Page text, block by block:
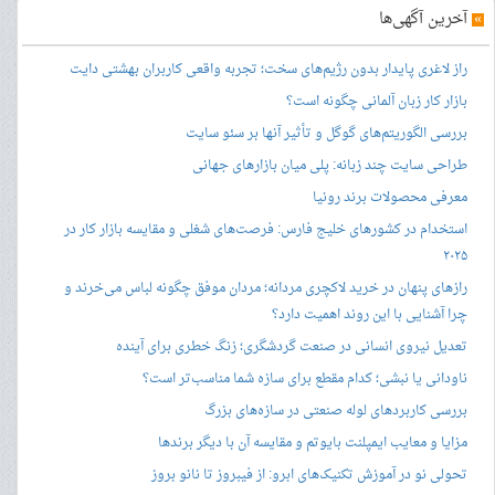
»آخرین آگهی‌ها
راز لاغری پایدار بدون رژیم‌های سخت؛ تجربه واقعی کاربران بهشتی دایت
بازار کار زبان آلمانی چگونه است؟
بررسی الگوریتم‌های گوگل و تأثیر آنها بر سئو سایت
طراحی سایت چند زبانه: پلی میان بازارهای جهانی
معرفی محصولات برند رونیا
استخدام در کشورهای خلیج فارس: فرصت‌های شغلی و مقایسه بازار کار در
۲۰۲۵
رازهای پنهان در خرید لاکچری مردانه؛ مردان موفق چگونه لباس می‌خرند و
چرا آشنایی با این روند اهمیت دارد؟
تعدیل نیروی انسانی در صنعت گردشگری؛ زنگ خطری برای آینده
ناودانی یا نبشی؛ کدام مقطع برای سازه شما مناسب‌تر است؟
بررسی کاربردهای لوله صنعتی در سازه‌های بزرگ
مزایا و معایب ایمپلنت بایوتم و مقایسه آن با دیگر برندها
تحولی نو در آموزش تکنیک‌های ابرو: از فیبروز تا نانو بروز